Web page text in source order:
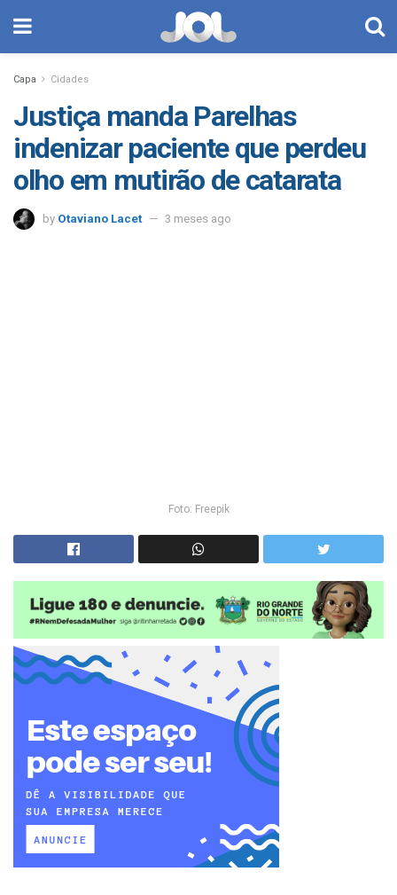
Capa Cidades
Justiça manda Parelhas
indenizar paciente que perdeu
olho em mutirão de catarata
by Otaviano Lacet 3 meses ago
Foto: Freepik